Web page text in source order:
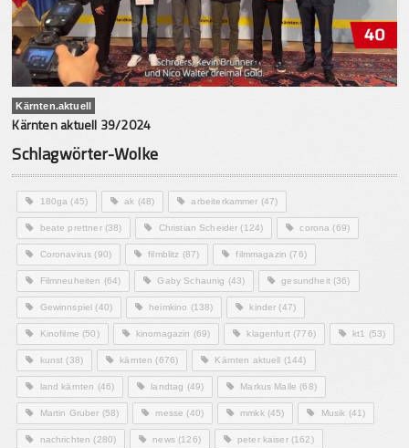
Kärnten.aktuell
Kärnten aktuell 39/2024
Schlagwörter-Wolke
180ga (45) ak (48) arbeiterkammer (47)
beate prettner(38) Christian Scheider (124) corona (69)
Coronavirus (90) filmblitz (87) filmmagazin (76)
Filmneuheiten (64) Gaby Schaunig (43) gesundheit(36)
Gewinnspiel (40) heimkino (138) kinder (47)
Kinofilme (50) kinomagazin (69) klagenfurt(776) kt1 (53)
kunst (38) kärnten (676) Kärnten aktuell (144)
land kärnten (46) landtag (49) Markus Malle (68)
Martin Gruber (58) messe (40) mmkk(45) Musik (41)
nachrichten (280) news(126) peter kaiser(162)